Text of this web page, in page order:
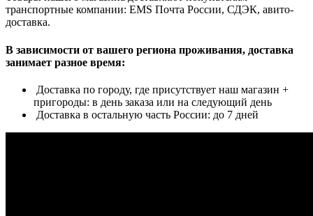
транспортные компании: EMS Почта России, СДЭК, авито-
доставка.
В зависимости от вашего региона проживания, доставка
занимает разное время:
Доставка по городу, где присутствует наш магазин +
пригороды: в день заказа или на следующий день
Доставка в остальную часть России: до 7 дней